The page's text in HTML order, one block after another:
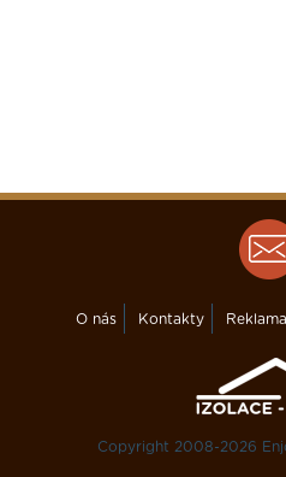
O nás Kontakty Reklama
Copyright 2008-2026